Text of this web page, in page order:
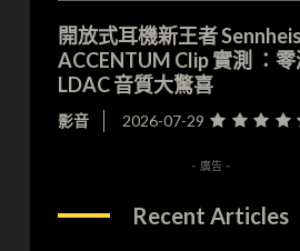
開放式耳機新王者
ACCENTUM Clip 實測 ：零
LDAC 音質大驚喜
影音 2026-07-29
- 廣告 -
Recent Articles